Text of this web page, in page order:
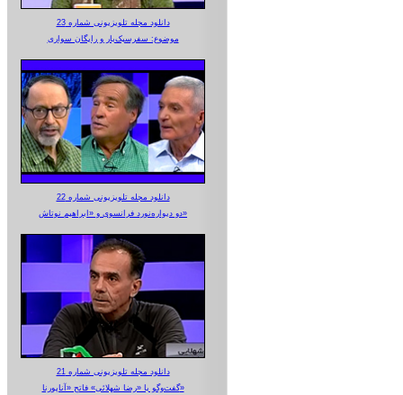
دانلود مجله تلویزیونی شماره 23
موضوع: سفرسبک‌بار و رایگان سواری
دانلود مجله تلویزیونی شماره 22
دو دیواره‌نورد فرانسوی و «ابراهیم نوتاش»
دانلود مجله تلویزیونی شماره 21
گفت‌وگو با «رضا شهلائی» فاتح «آناپورنا»